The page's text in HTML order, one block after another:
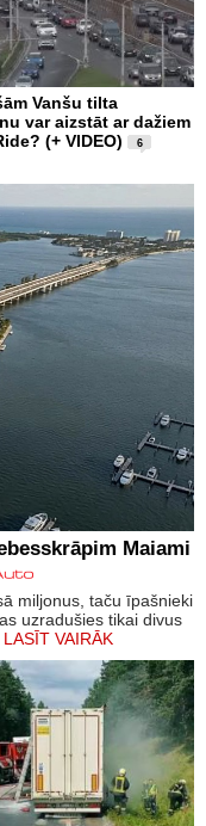
Vanšu tilta
var aizstāt ar dažiem
(+ VIDEO)
6
Maiami
miljonus, taču īpašnieki
uzradušies tikai divus
LASĪT VAIRĀK